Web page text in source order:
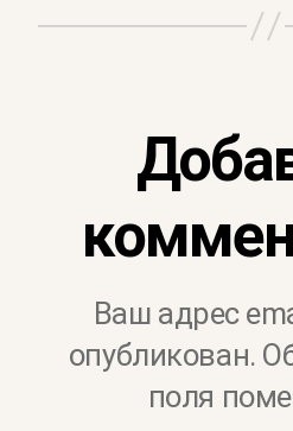
Ваш адрес
опубликован.
поля